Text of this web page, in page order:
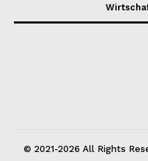
© 2021-2026 All Rights